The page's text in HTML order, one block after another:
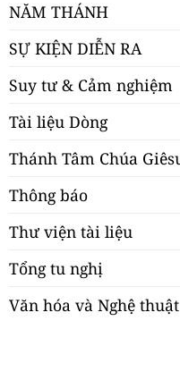
NĂM THÁNH
SỰ KIỆN DIỄN RA
Suy tư & Cảm nghiệm
Tài liệu Dòng
Thánh Tâm Chúa
Thông báo
Thư viện tài liệu
Tổng tu nghị
Văn hóa và Nghệ thuật